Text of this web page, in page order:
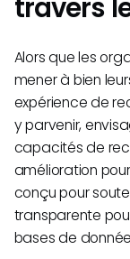
travers
Alors que les
mener à bien
expérience de
y parvenir,
capacités de
amélioration
conçu pour
transparente
bases de